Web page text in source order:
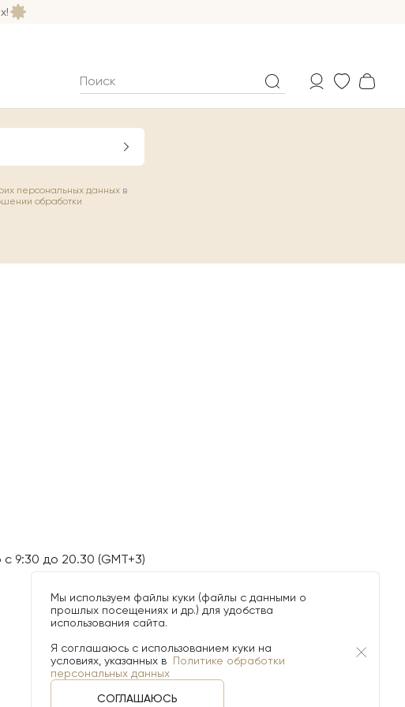
персональных данных в
обработки
9:30 до 20.30 (GMT+3)
Мы используем файлы куки (файлы с данными о
прошлых посещениях и др.) для удобства
использования сайта.
Я соглашаюсь с использованием куки на
условиях, указанных в Политике обработки
персональных данных
СОГЛАШАЮСЬ